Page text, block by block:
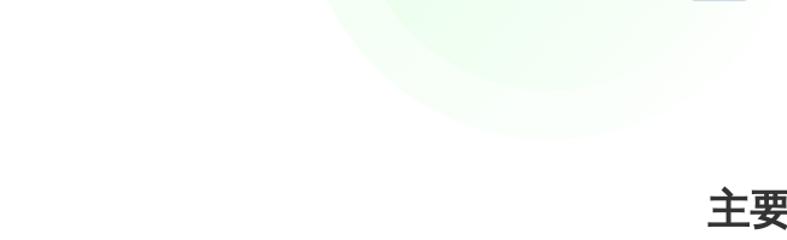
主